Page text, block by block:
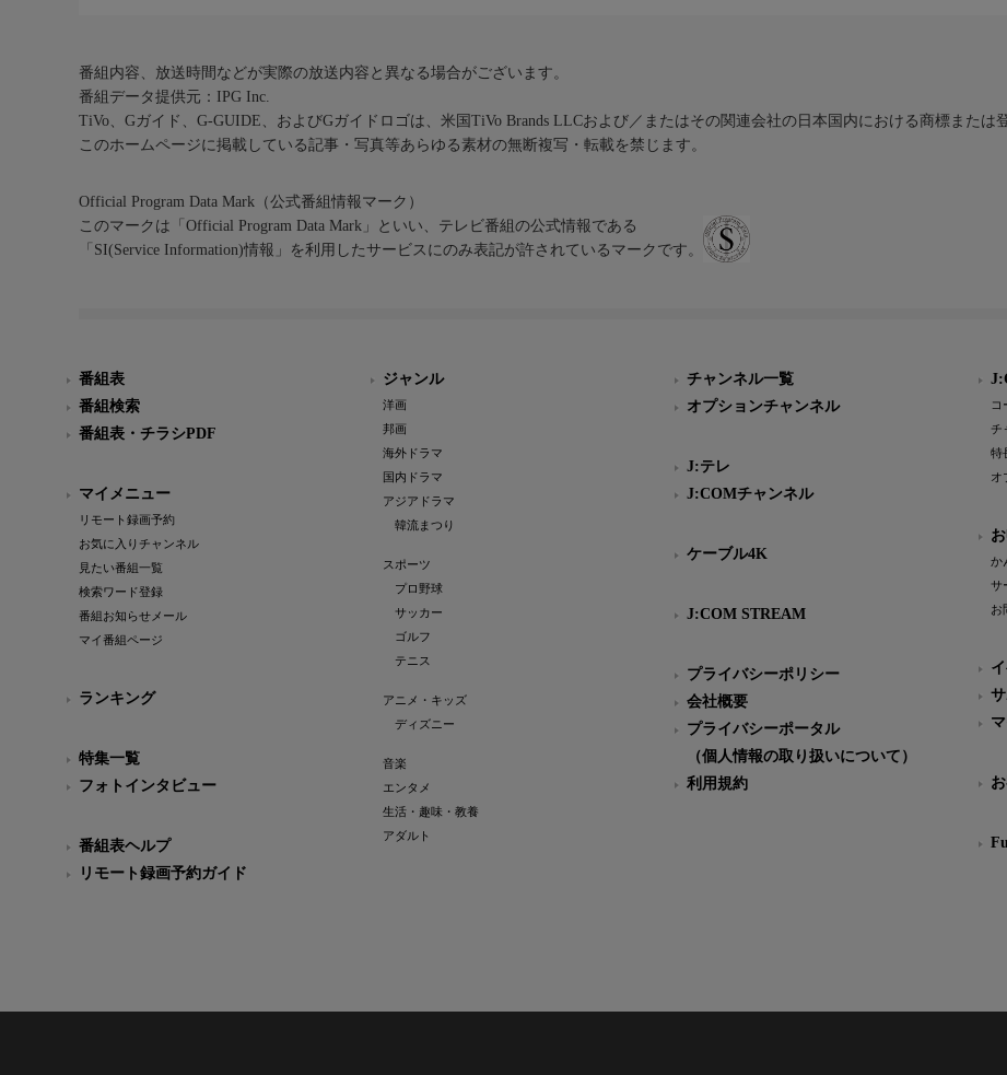
番組内容、放送時間などが実際の放送内容と異なる場合がございます。
番組データ提供元：IPG Inc.
TiVo、Gガイド、G-GUIDE、およびGガイドロゴは、米国TiVo Brands LLCおよび／またはその関連会社の日本国内における商標または
このホームページに掲載している記事・写真等あらゆる素材の無断複写・転載を禁じます。
Official Program Data Mark（公式番組情報マーク）
このマークは「Official Program Data Mark」といい、テレビ番組の公式情報である
「SI(Service Information)情報」を利用したサービスにのみ表記が許されているマークです。
番組表
番組検索
番組表・チラシPDF
マイメニュー
リモート録画予約
お気に入りチャンネル
見たい番組一覧
検索ワード登録
番組お知らせメール
マイ番組ページ
ランキング
特集一覧
フォトインタビュー
番組表ヘルプ
リモート録画予約ガイド
ジャンル
洋画
邦画
海外ドラマ
国内ドラマ
アジアドラマ
韓流まつり
スポーツ
プロ野球
サッカー
ゴルフ
テニス
アニメ・キッズ
ディズニー
音楽
エンタメ
生活・趣味・教養
アダルト
チャンネル一覧
オプションチャンネル
J:テレ
J:COMチャンネル
ケーブル4K
J:COM STREAM
プライバシーポリシー
会社概要
プライバシーポータル
（個人情報の取り扱いについて）
利用規約
コ
チ
特
オ
か
サ
お